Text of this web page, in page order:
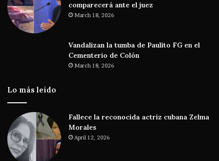
comparecerá ante el juez
March 18, 2026
Vandalizan la tumba de Paulito FG en el
Cementerio de Colón
March 18, 2026
Lo más leido
Fallece la reconocida actriz cubana Zelma
Morales
April 12, 2026